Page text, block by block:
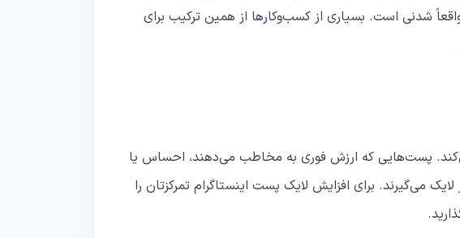
شدنی است. بسیاری از کسب‌وکارها از همین ترکیب برای
پست‌هایی که ارزش فوری به مخاطب می‌دهند، احساس یا
می‌گیرند. برای افزایش لایک پست اینستاگرام تمرکزتان را